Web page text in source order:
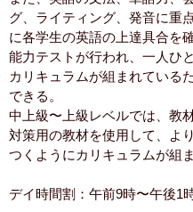
グ、ライティング、発音に重
に各学生の英語の上達具合を
能力テストが行われ、一人ひ
カリキュラムが組まれている
できる。
中上級〜上級レベルでは、教
対策用の教材を使用して、よ
つくようにカリキュラムが組
デイ時間割：午前9時〜午後1